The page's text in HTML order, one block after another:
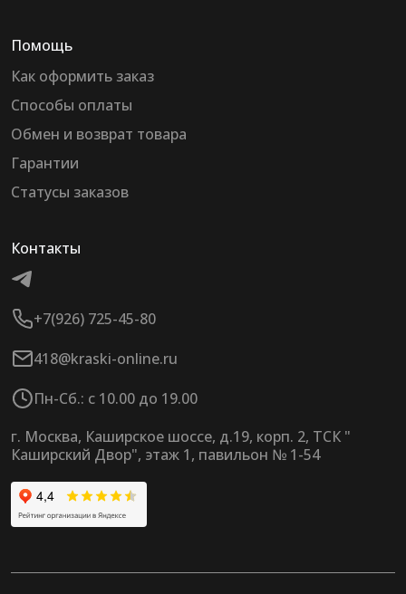
Помощь
Как оформить заказ
Способы оплаты
Обмен и возврат товара
Гарантии
Статусы заказов
Контакты
+7(926) 725-45-80
418@kraski-online.ru
Пн-Сб.: с 10.00 до 19.00
г. Москва, Каширское шоссе, д.19, корп. 2, ТСК "
Каширский Двор", этаж 1, павильон № 1-54